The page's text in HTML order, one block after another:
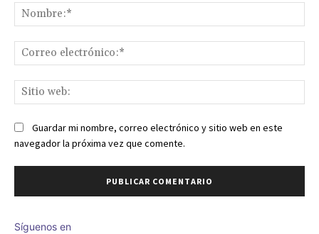
Guardar mi nombre, correo electrónico y sitio web en este
navegador la próxima vez que comente.
Síguenos en